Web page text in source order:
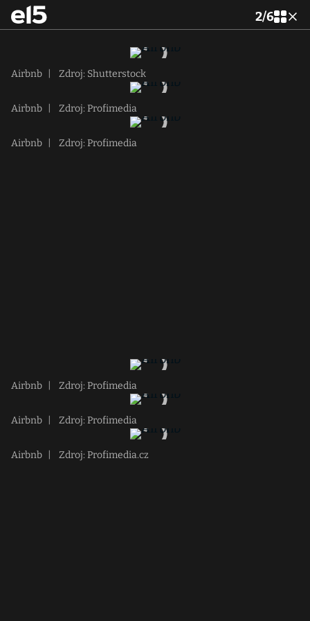
2/6
Airbnb Zdroj: Shutterstock
Airbnb Zdroj: Profimedia
Airbnb Zdroj: Profimedia
Airbnb Zdroj: Profimedia
Airbnb Zdroj: Profimedia
Airbnb Zdroj: Profimedia.cz